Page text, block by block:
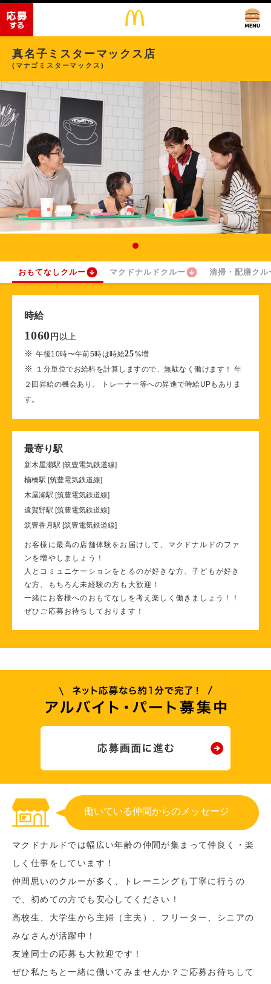
真名子ミスターマックス店
(マナゴミスターマックス)
おもてなしクルー マクドナルドクルー 清掃・配膳クル
時給
1060 円 以上
※午後10時〜午前5時は時給25%増
※
１分単位でお給料を計算しますので、無駄なく働けます！ 年
２回昇給の機会あり。 トレーナー等への昇進で時給UPもありま
す。
最寄り駅
新木屋瀬駅 [筑豊電気鉄道線]
楠橋駅 [筑豊電気鉄道線]
木屋瀬駅 [筑豊電気鉄道線]
遠賀野駅 [筑豊電気鉄道線]
筑豊香月駅 [筑豊電気鉄道線]
お客様に最高の店舗体験をお届けして、マクドナルドのファ
ンを増やしましょう！
人とコミュニケーションをとるのが好きな方、子どもが好き
な方、もちろん未経験の方も大歓迎！
一緒にお客様へのおもてなしを考え楽しく働きましょう！！
ぜひご応募お待ちしております！
働いている仲間からのメッセージ
マクドナルドでは幅広い年齢の仲間が集まって仲良く・楽
しく仕事をしています！
仲間思いのクルーが多く、トレーニングも丁寧に行うの
で、初めての方でも安心してください！
高校生、大学生から主婦（主夫）、フリーター、シニアの
みなさんが活躍中！
友達同士の応募も大歓迎です！
ぜひ私たちと一緒に働いてみませんか？ご応募お待ちして